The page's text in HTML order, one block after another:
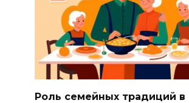
Роль семейных традиций в